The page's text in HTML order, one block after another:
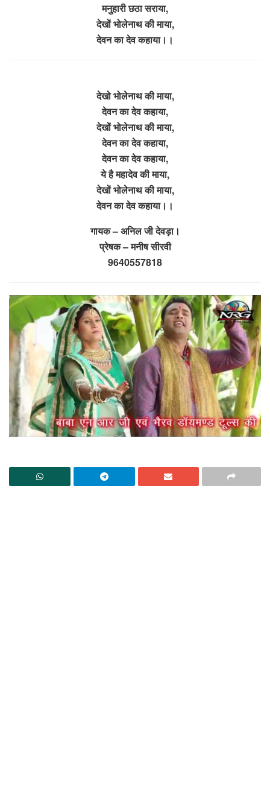
मनुहारी छठा सराया,
देखों भोलेनाथ की माया,
देवन का देव कहाया।।
देखो भोलेनाथ की माया,
देवन का देव कहाया,
देखों भोलेनाथ की माया,
देवन का देव कहाया,
देवन का देव कहाया,
ये है महादेव की माया,
देखों भोलेनाथ की माया,
देवन का देव कहाया।।
गायक – अनिल जी देवड़ा।
प्रेषक – मनीष सीरवी
9640557818